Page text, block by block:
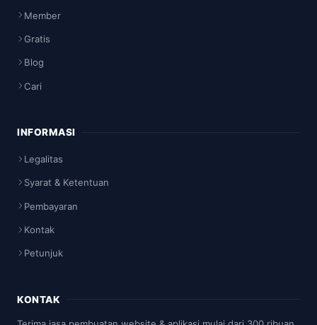
Member
Gratis
Blog
Cari
INFORMASI
Legalitas
Syarat & Ketentuan
Pembayaran
Kontak
Petunjuk
KONTAK